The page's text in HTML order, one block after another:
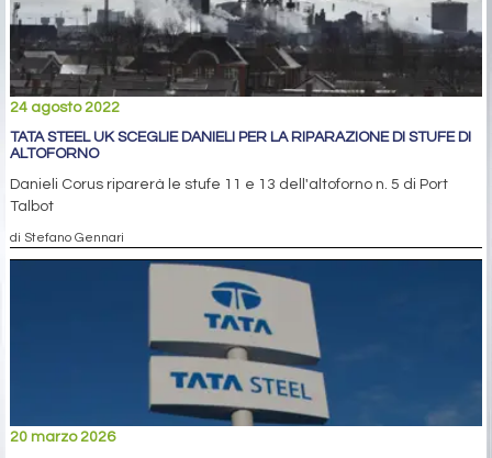
24 agosto 2022
TATA STEEL UK SCEGLIE DANIELI PER LA RIPARAZIONE DI STUFE DI
ALTOFORNO
Danieli Corus riparerà le stufe 11 e 13 dell'altoforno n. 5 di Port
Talbot
di Stefano Gennari
20 marzo 2026